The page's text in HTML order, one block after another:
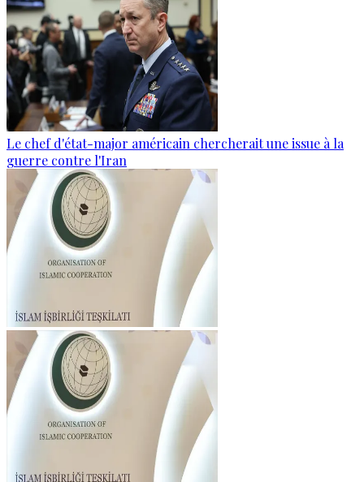
Le chef d'état-major américain chercherait une issue à la
guerre contre l'Iran